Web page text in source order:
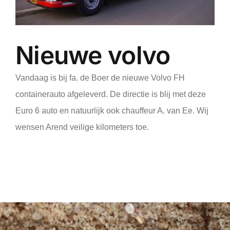
Nieuwe volvo
Vandaag is bij fa. de Boer de nieuwe Volvo FH
containerauto afgeleverd. De directie is blij met deze
Euro 6 auto en natuurlijk ook chauffeur A. van Ee. Wij
wensen Arend veilige kilometers toe.